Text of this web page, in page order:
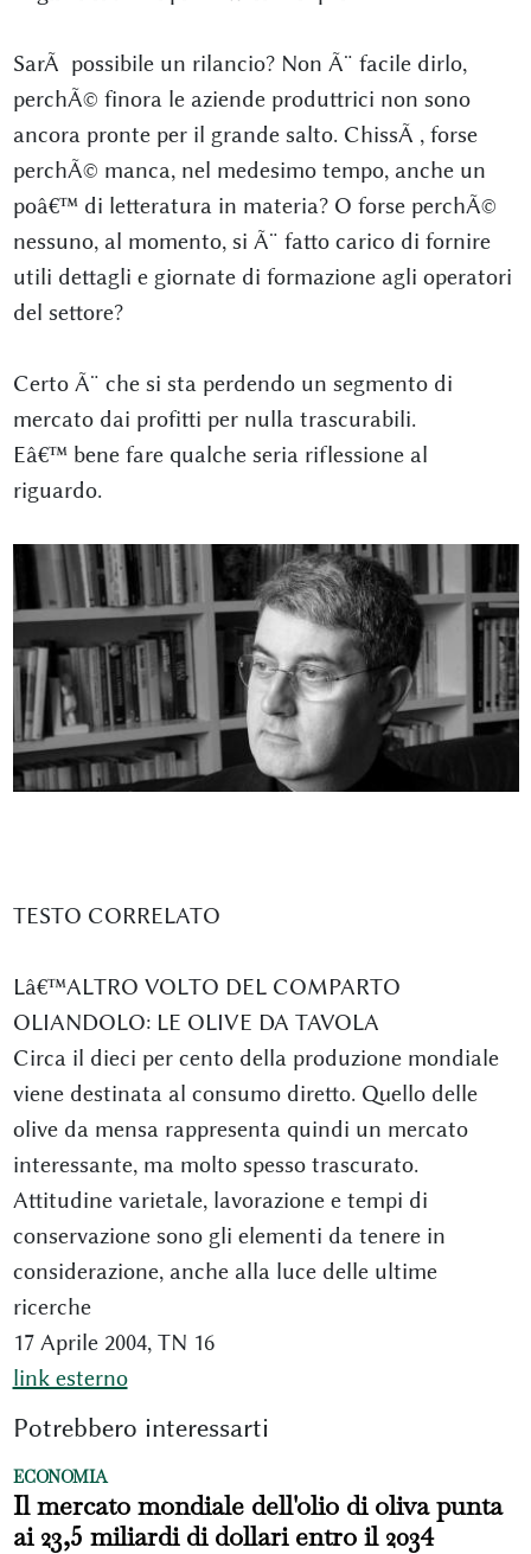
SarÃ possibile un rilancio? Non Ã¨ facile dirlo,
perchÃ© finora le aziende produttrici non sono
ancora pronte per il grande salto. ChissÃ , forse
perchÃ© manca, nel medesimo tempo, anche un
poâ€™ di letteratura in materia? O forse perchÃ©
nessuno, al momento, si Ã¨ fatto carico di fornire
utili dettagli e giornate di formazione agli operatori
del settore?
Certo Ã¨ che si sta perdendo un segmento di
mercato dai profitti per nulla trascurabili.
Eâ€™ bene fare qualche seria riflessione al
riguardo.
TESTO CORRELATO
Lâ€™ALTRO VOLTO DEL COMPARTO
OLIANDOLO: LE OLIVE DA TAVOLA
Circa il dieci per cento della produzione mondiale
viene destinata al consumo diretto. Quello delle
olive da mensa rappresenta quindi un mercato
interessante, ma molto spesso trascurato.
Attitudine varietale, lavorazione e tempi di
conservazione sono gli elementi da tenere in
considerazione, anche alla luce delle ultime
ricerche
17 Aprile 2004, TN 16
link esterno
Potrebbero interessarti
ECONOMIA
Il mercato mondiale dell'olio di oliva punta
ai 23,5 miliardi di dollari entro il 2034